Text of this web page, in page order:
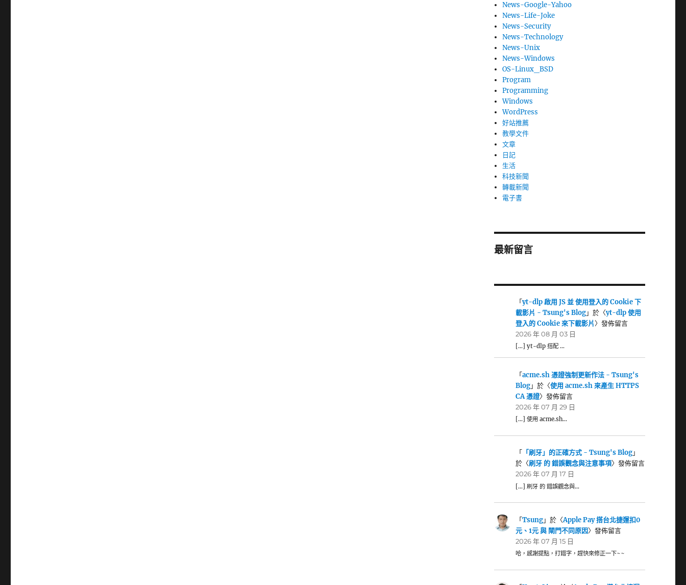
News-Google-Yahoo
News-Life-Joke
News-Security
News-Technology
News-Unix
News-Windows
OS-Linux_BSD
Program
Programming
Windows
WordPress
好站推薦
教學文件
文章
日記
生活
科技新聞
轉載新聞
電子書
最新留言
「yt-dlp 啟用 JS 並 使用登入的 Cookie 下
載影片 - Tsung's Blog」於〈yt-dlp 使用
登入的 Cookie 來下載影片〉發佈留言
2026 年 08 月 03 日
[…] yt-dlp 搭配 …
「acme.sh 憑證強制更新作法 - Tsung's
Blog」於〈使用 acme.sh 來產生 HTTPS
CA 憑證〉發佈留言
2026 年 07 月 29 日
[…] 使用 acme.sh…
「 「刷牙」的正確方式 - Tsung's Blog」
於〈刷牙 的 錯誤觀念與注意事項〉發佈留言
2026 年 07 月 17 日
[…] 刷牙 的 錯誤觀念與…
「Tsung」於〈Apple Pay 搭台北捷運扣0
元、1元 與 閘門不同原因〉發佈留言
2026 年 07 月 15 日
哈，感謝提點，打錯字，趕快來修正一下~~